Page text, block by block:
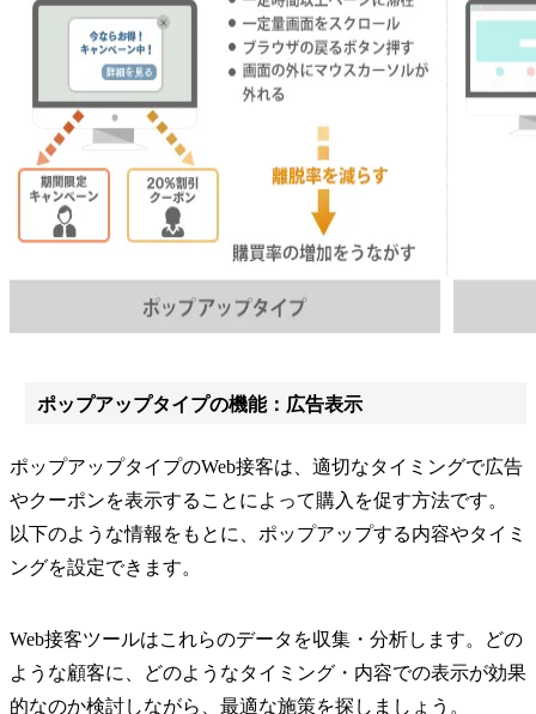
ポップアップタイプの機能：広告表示
ポップアップタイプのWeb接客は、適切なタイミングで広告
やクーポンを表示することによって購入を促す方法です。
以下のような情報をもとに、ポップアップする内容やタイミ
ングを設定できます。
Web接客ツールはこれらのデータを収集・分析します。どの
ような顧客に、どのようなタイミング・内容での表示が効果
的なのか検討しながら、最適な施策を探しましょう。